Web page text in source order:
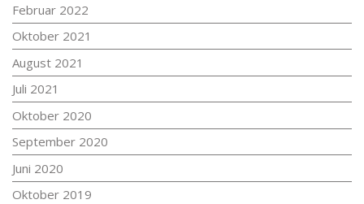
Februar 2022
Oktober 2021
August 2021
Juli 2021
Oktober 2020
September 2020
Juni 2020
Oktober 2019